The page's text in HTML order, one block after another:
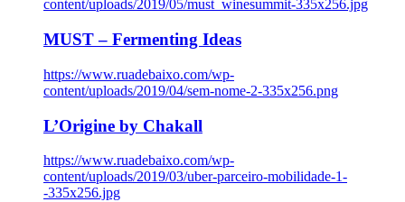
content/uploads/2019/05/must_winesummit-335x256.jpg
MUST – Fermenting Ideas
https://www.ruadebaixo.com/wp-
content/uploads/2019/04/sem-nome-2-335x256.png
L’Origine by Chakall
https://www.ruadebaixo.com/wp-
content/uploads/2019/03/uber-parceiro-mobilidade-1-
-335x256.jpg